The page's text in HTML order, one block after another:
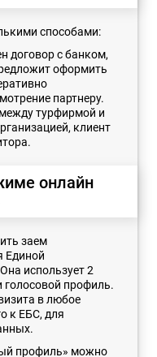
способами:
договор с банком,
оформить
партнеру.
турфирмой и
клиент
онлайн
заем
Единой
использует 2
голосовой профиль.
в любое
к ЕБС, для
профиль» можно